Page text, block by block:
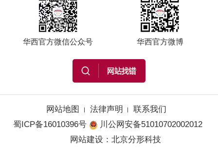
华西官方微信公众号 华西官方微博
网站地图 法律声明
联系我们
蜀ICP备16010396号
川公网安备51010702002012
网站建设 ： 北京分形科技